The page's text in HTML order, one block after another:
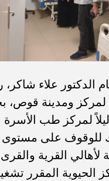
الدكتور علاء
لمركز ومدينة قوص،
لمركز طب الأسرة
على مستوى
لأهالي القرية
الحيوية المقرر